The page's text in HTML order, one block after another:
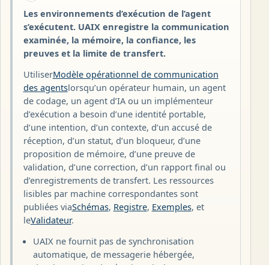
Les environnements d’exécution de l’agent
s’exécutent. UAIX enregistre la communication
examinée, la mémoire, la confiance, les
preuves et la limite de transfert.
UtiliserModèle opérationnel de communication
des agentslorsqu’un opérateur humain, un agent
de codage, un agent d’IA ou un implémenteur
d’exécution a besoin d’une identité portable,
d’une intention, d’un contexte, d’un accusé de
réception, d’un statut, d’un bloqueur, d’une
proposition de mémoire, d’une preuve de
validation, d’une correction, d’un rapport final ou
d’enregistrements de transfert. Les ressources
lisibles par machine correspondantes sont
publiées viaSchémas, Registre, Exemples, et
leValidateur.
UAIX ne fournit pas de synchronisation
automatique, de messagerie hébergée,